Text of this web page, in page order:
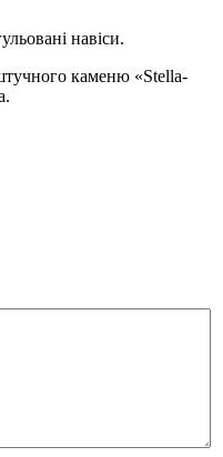
навіси.
каменю «Stella-